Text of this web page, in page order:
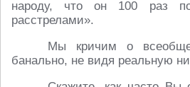
народу, что он 100 раз
расстрелами».
Мы кричим о
банально, не видя реальную